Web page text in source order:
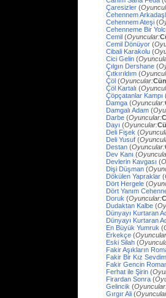
Çaresizler (
Cehennem
Cehennem Ateşi (
Cehenneme Bir
Cemil (Oyuncular:
Cemil Dönüyor (
Cibali Karakolu (
Cici Gelin (
Çılgın Dershane (
Çıtkırıldım (
Çöl (Oyuncular:
Çöl Kartalı (
Çöpçatanlar Kampı
Damga (Oyuncular:
Damgalı Adam (
Darbe (Oyuncular:
Dayı (Oyuncular:
Deli Fişek (
Deli Yusuf (
Destan (Oyuncular:
Dev Kanı (
Devlerin Kavgası (
Dişi Düşman (
Dökülen Yapraklar (
Dört Hergele (
Dört Yanım
Doruk (Oyuncular:
Dudaktan Kalbe (
Dünyayı Kurtaran
Dünyayı Kurtaran
En Büyük Yumruk (
Erkekçe (
Eski Silah (
Fakir Aşıkların
Fakir Bir Kız Sevdim
Fakir Gencin
Ferhat ile Şirin (
Firardan Sonra (
Gelincik (
Gırgır Ali (